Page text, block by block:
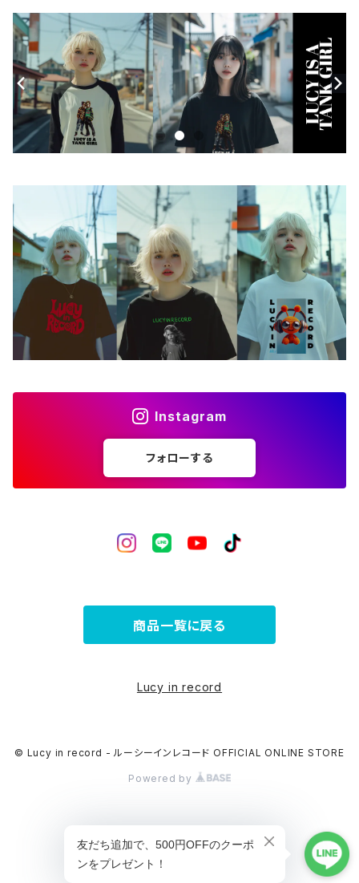
モバイルケース
Androidケース
iPhoneケース
スマホリング
ステッカー
アクセサリー
バッグ
アートワーク
フォトカード
ライフスタイル
Instagram
フォローする
商品一覧に戻る
Lucy in record
© Lucy in record - ルーシーインレコード OFFICIAL ONLINE STORE
Powered by